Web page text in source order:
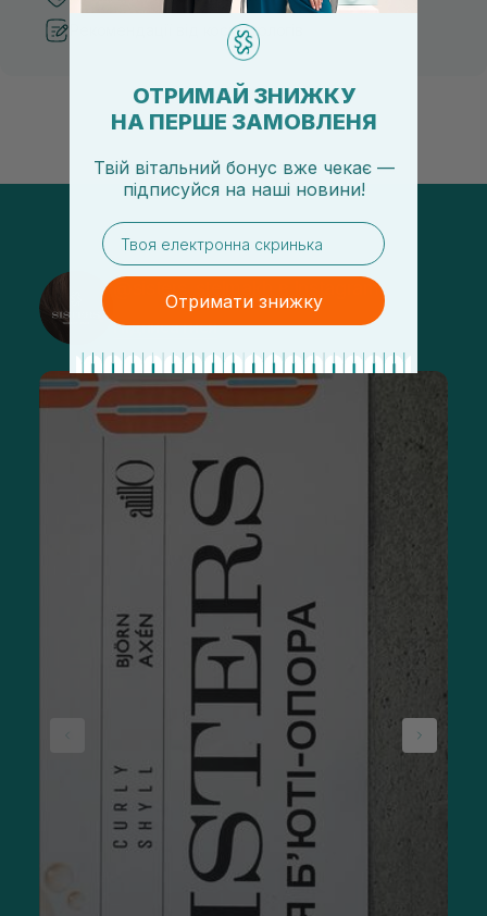
Рекомендації від косметологів
@sisters_stelmakh в Instagram
Підписатися
ОТРИМАЙ ЗНИЖКУ
НА ПЕРШЕ ЗАМОВЛЕНЯ
Твій вітальний бонус вже чекає —
підписуйся на наші новини!
email
Отримати знижку